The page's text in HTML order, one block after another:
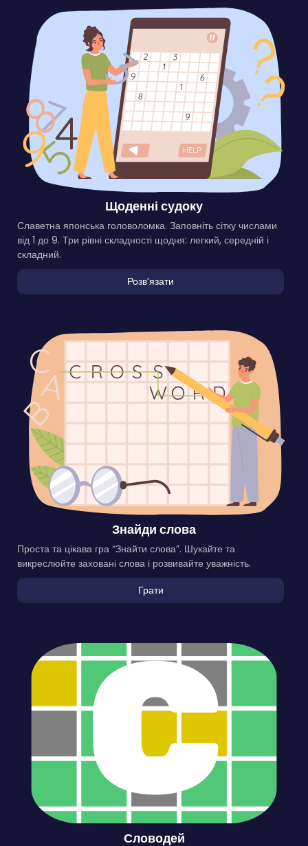
Щоденні судоку
Славетна японська головоломка. Заповніть сітку числами
від 1 до 9. Три рівні складності щодня: легкий, середній і
складний.
Розвʼязати
Знайди слова
Проста та цікава гра “Знайти слова”. Шукайте та
викреслюйте заховані слова і розвивайте уважність.
Грати
Словодей